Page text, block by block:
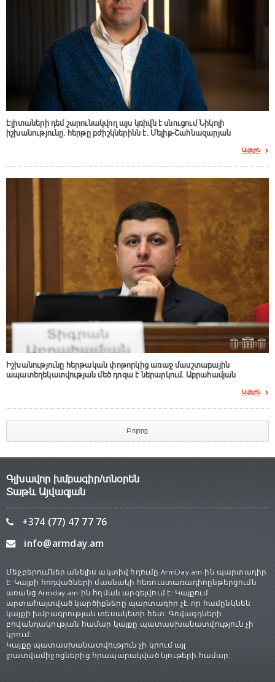
Էլիտաների դեմ շարունակվող այս կռիվն է սնուցում Նիկոլի
իշխանությունը. հերթը բժիշկներինն է. Մելիք-Շահնազարյան
Ավելին
Իշխանությունը հերթական փոթորկից առաջ մասշտաբային
ապատեղեկատվության մեծ դnզա է ներարկում․ Աբրահամյան
Ավելին
Բոլորը
Գլխավոր խմբագիր/տնօրեն
Տաթև Այվազյան
+374 (77) 47 77 76
info@armday.am
Մեջբերումներ անելիս ակտիվ հղումը ArmDay.am-ին պարտադիր
է: Կայքի հոդվածների մասնակի հեռուստառադիոընթերցումն
առանց Armday.am-ին հղման արգելվում է: Կայքում
արտահայտված կարծիքները պարտադիր չէ, որ համընկնեն
կայքի խմբագրության տեսակետի հետ: Գովազդների
բովանդակության համար կայքը պատասխանատվություն չի
կրում:
Կայքը պատասխանատվություն չի կրում այլ
լրատվամիջոցներից հրապարակված նյութերի համար: